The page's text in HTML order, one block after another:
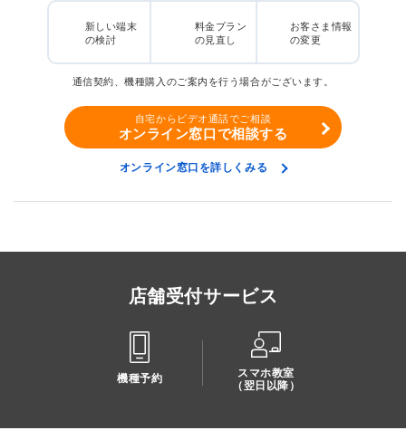
新しい端末
の検討
料金プラン
の見直し
お客さま情報
の変更
通信契約、機種購入のご案内を行う場合がございます。
自宅からビデオ通話でご相談
オンライン窓口で相談する
オンライン窓口を詳しくみる
店舗受付サービス
機種予約
スマホ教室
（翌日以降）